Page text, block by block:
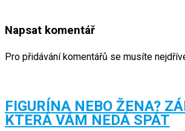
Napsat komentář
Pro přidávání komentářů se musíte
FIGURÍNA NEBO ŽENA?
KTERÁ VÁM NEDÁ SPÁT